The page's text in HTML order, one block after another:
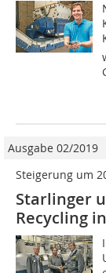
Ausgabe 02/2019
Steigerung um
Starlinger
Recycling